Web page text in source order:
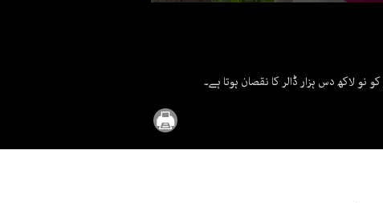
Volume
لاکھ دس ہزار ڈالر کا نقصان ہوتا ہے۔